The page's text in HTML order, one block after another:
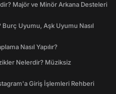
Majör ve Minör Arkana Desteleri
Uyumu, Aşk Uyumu Nasıl
Nasıl Yapılır?
Nelerdir? Müziksiz
Giriş İşlemleri Rehberi